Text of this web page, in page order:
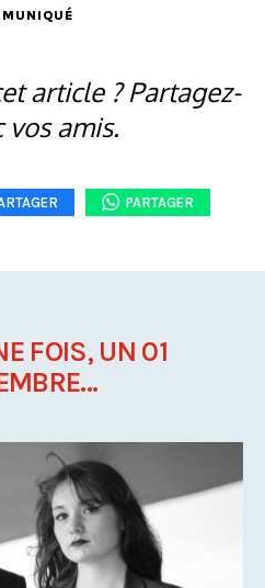
article ? Partagez-
vos amis.
PARTAGER
FOIS, UN 01